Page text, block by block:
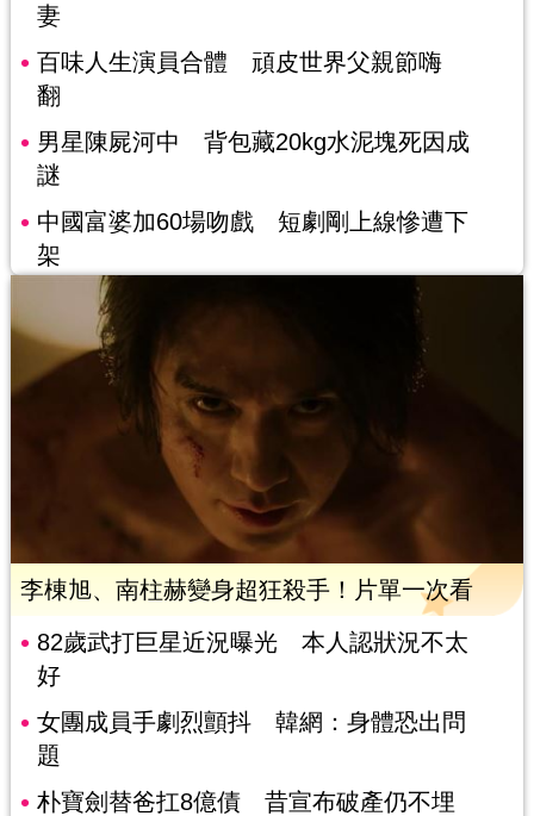
妻
百味人生演員合體 頑皮世界父親節嗨
翻
男星陳屍河中 背包藏20kg水泥塊死因成
謎
中國富婆加60場吻戲 短劇剛上線慘遭下
架
李棟旭、南柱赫變身超狂殺手！片單一次看
82歲武打巨星近況曝光 本人認狀況不太
好
女團成員手劇烈顫抖 韓網：身體恐出問
題
朴寶劍替爸扛8億債 昔宣布破產仍不埋